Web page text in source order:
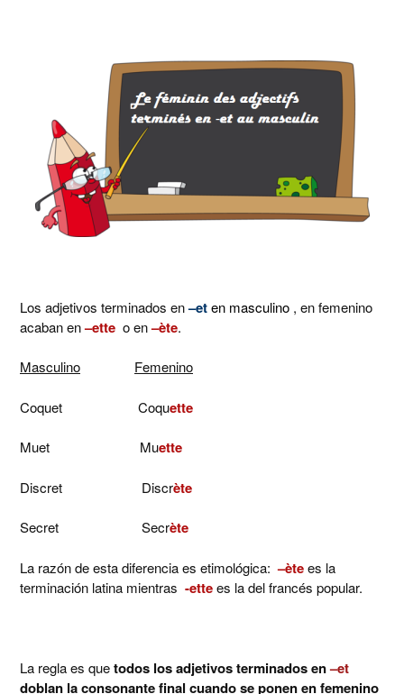
Los adjetivos terminados en–eten masculino , en femenino
acaban en–ette o en–ète.
Masculino Femenino
Coquet Coquette
Muet Muette
Discret Discrète
Secret Secrète
La razón de esta diferencia es etimológica: –ètees la
terminación latina mientras -ettees la del francés popular.
La regla es quetodos los adjetivos terminados en–et
doblan la consonante final cuando se ponen en femenino